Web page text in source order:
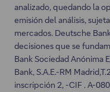
analizado, quedando la
emisión del análisis,
mercados. Deutsche
decisiones que se
Bank Sociedad Anónima
Bank, S.A.E.-RM
inscripción 2, -CIF . A-